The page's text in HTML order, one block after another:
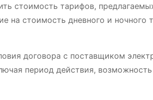
стоимость тарифов,
на стоимость дневного и ночного
договора с поставщиком
период действия,